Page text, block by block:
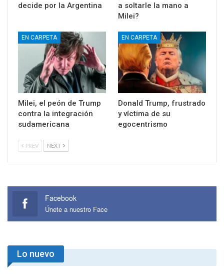
decide por la Argentina
a soltarle la mano a
Milei?
EN CARPETA
Milei, el peón de Trump
contra la integración
sudamericana
EN CARPETA
Donald Trump, frustrado
y víctima de su
egocentrismo
PREV NEXT
Facebook
Únete a nuestro Face
Lo nuevo